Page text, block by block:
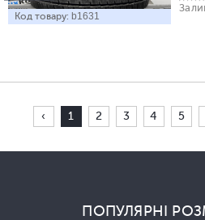
Код товару: b1631
‹ 1 2 3 4 5
ПОПУЛЯРНІ